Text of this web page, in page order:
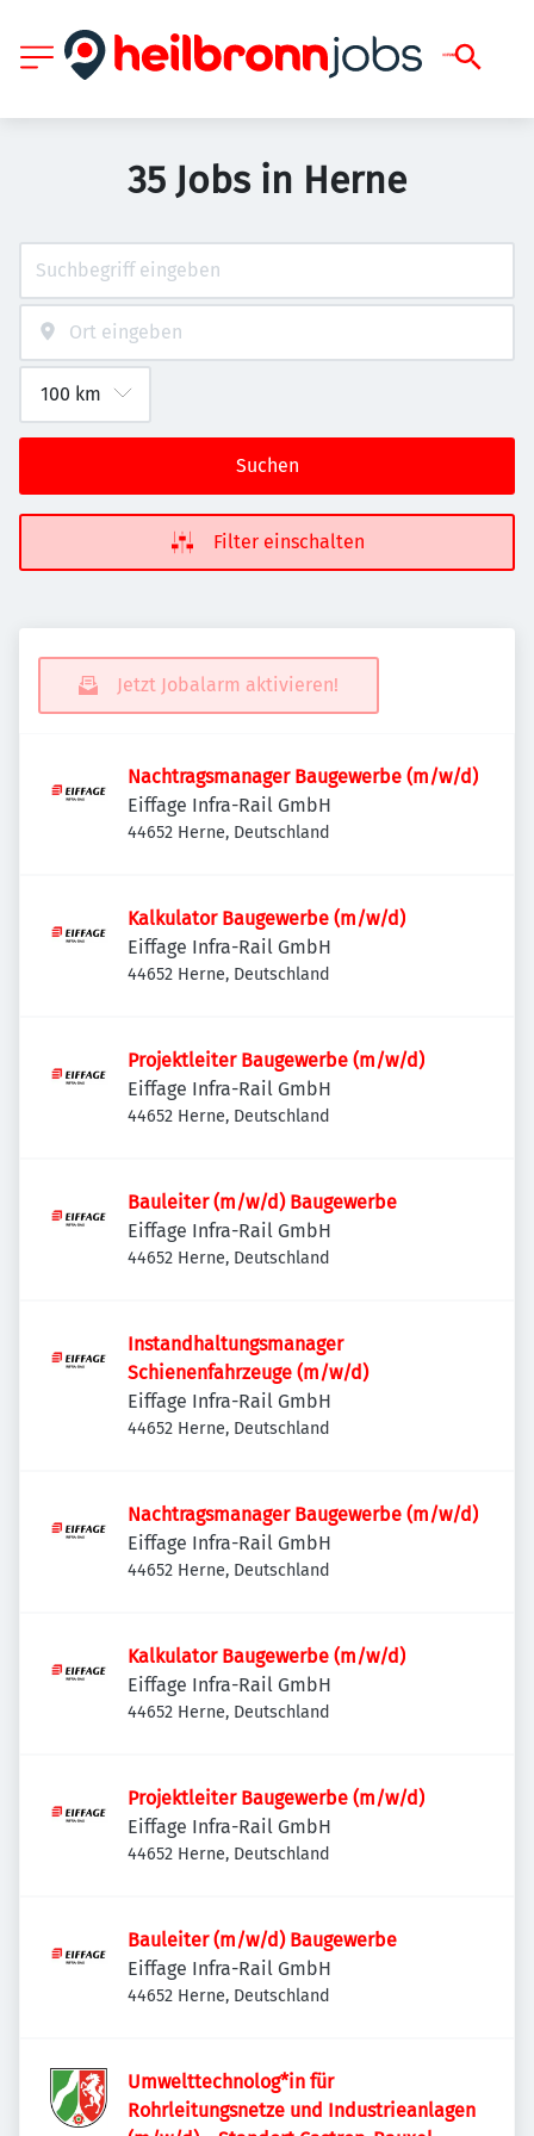
35 Jobs in Herne
Suchen
Filter einschalten
Jetzt Jobalarm aktivieren!
Nachtragsmanager Baugewerbe (m/w/d)
Eiffage Infra-Rail GmbH
44652 Herne, Deutschland
Kalkulator Baugewerbe (m/w/d)
Eiffage Infra-Rail GmbH
44652 Herne, Deutschland
Projektleiter Baugewerbe (m/w/d)
Eiffage Infra-Rail GmbH
44652 Herne, Deutschland
Bauleiter (m/w/d) Baugewerbe
Eiffage Infra-Rail GmbH
44652 Herne, Deutschland
Instandhaltungsmanager
Schienenfahrzeuge (m/w/d)
Eiffage Infra-Rail GmbH
44652 Herne, Deutschland
Nachtragsmanager Baugewerbe (m/w/d)
Eiffage Infra-Rail GmbH
44652 Herne, Deutschland
Kalkulator Baugewerbe (m/w/d)
Eiffage Infra-Rail GmbH
44652 Herne, Deutschland
Projektleiter Baugewerbe (m/w/d)
Eiffage Infra-Rail GmbH
44652 Herne, Deutschland
Bauleiter (m/w/d) Baugewerbe
Eiffage Infra-Rail GmbH
44652 Herne, Deutschland
Umwelttechnolog*in für
Rohrleitungsnetze und Industrieanlagen